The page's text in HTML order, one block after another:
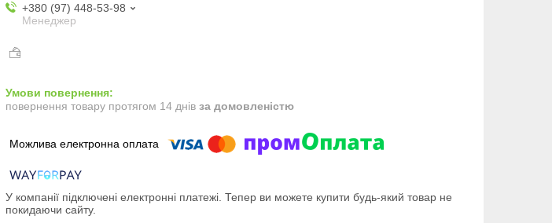
+380 (97) 448-53-98
Менеджер
повернення товару протягом 14 днів за домовленістю
У компанії підключені електронні платежі. Тепер ви можете купити будь-який товар не
покидаючи сайту.